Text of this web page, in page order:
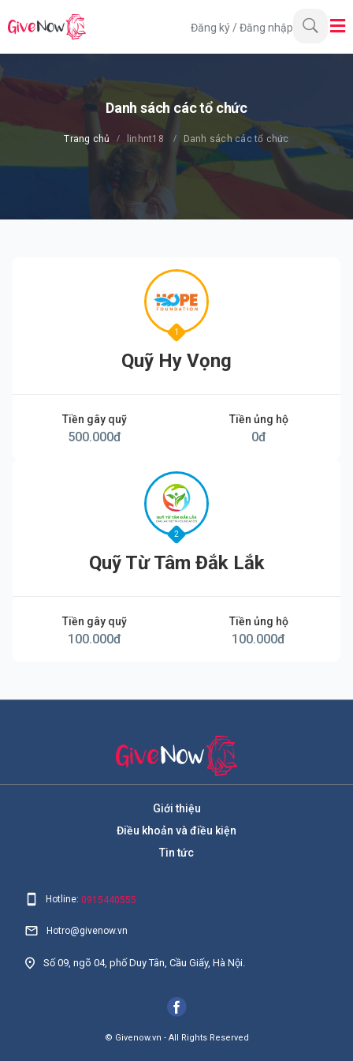
Đăng ký /Đăng nhập
Danh sách các tổ chức
Trang chủ linhnt18 Danh sách các tổ chức
1
Quỹ Hy Vọng
Tiền gây quỹ
500.000đ
Tiền ủng hộ
0đ
2
Quỹ Từ Tâm Đắk Lắk
Tiền gây quỹ
100.000đ
Tiền ủng hộ
100.000đ
Giới thiệu
Điều khoản và điều kiện
Tin tức
Hotline:0915440555
Hotro@givenow.vn
Số 09, ngõ 04, phố Duy Tân, Cầu Giấy, Hà Nội.
© Givenow.vn - All Rights Reserved